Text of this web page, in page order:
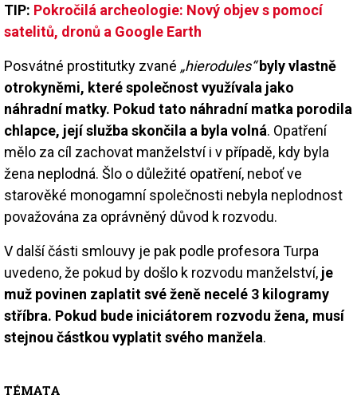
TIP: Pokročilá archeologie: Nový objev s pomocí
satelitů, dronů a Google Earth
Posvátné prostitutky zvané „hierodules“ byly vlastně
otrokyněmi, které společnost využívala jako
náhradní matky. Pokud tato náhradní matka porodila
chlapce, její služba skončila a byla volná. Opatření
mělo za cíl zachovat manželství i v případě, kdy byla
žena neplodná. Šlo o důležité opatření, neboť ve
starověké monogamní společnosti nebyla neplodnost
považována za oprávněný důvod k rozvodu.
V další části smlouvy je pak podle profesora Turpa
uvedeno, že pokud by došlo k rozvodu manželství, je
muž povinen zaplatit své ženě necelé 3 kilogramy
stříbra. Pokud bude iniciátorem rozvodu žena, musí
stejnou částkou vyplatit svého manžela.
TÉMATA